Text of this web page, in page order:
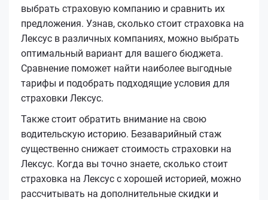
выбрать страховую компанию и сравнить их
предложения. Узнав, сколько стоит страховка на
Лексус в различных компаниях, можно выбрать
оптимальный вариант для вашего бюджета.
Сравнение поможет найти наиболее выгодные
тарифы и подобрать подходящие условия для
страховки Лексус.
Также стоит обратить внимание на свою
водительскую историю. Безаварийный стаж
существенно снижает стоимость страховки на
Лексус. Когда вы точно знаете, сколько стоит
страховка на Лексус с хорошей историей, можно
рассчитывать на дополнительные скидки и